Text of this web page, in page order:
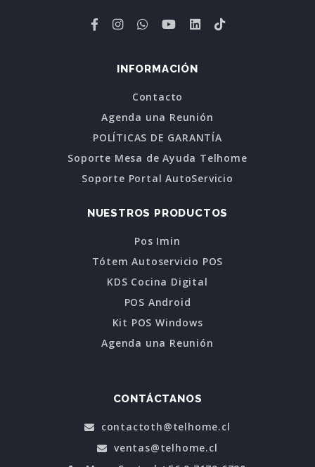
INFORMACIÓN
Contacto
Agenda una Reunión
POLÍTICAS DE GARANTÍA
Soporte Mesa de Ayuda Telhome
Soporte Portal AutoServicio
NUESTROS PRODUCTOS
Pos Imin
Tótem Autoservicio POS
KDS Cocina Digital
POS Android
Kit POS Windows
Agenda una Reunión
CONTÁCTANOS
contactoth@telhome.cl
ventas@telhome.cl